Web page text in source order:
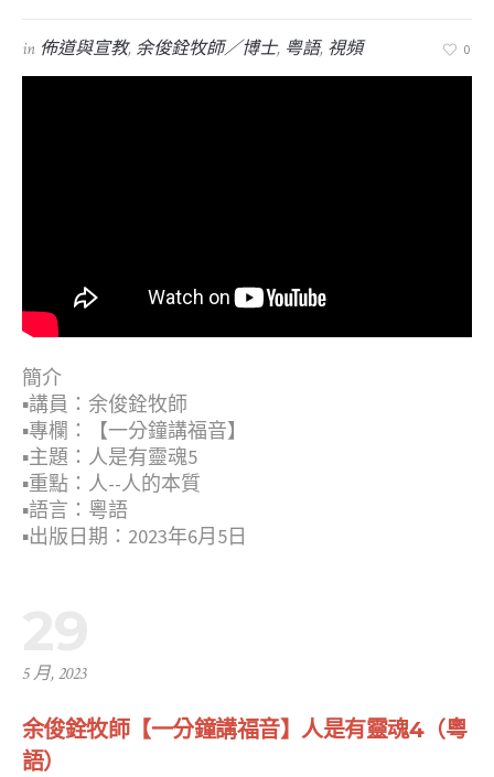
in 佈道與宣教, 余俊銓牧師／博士, 粤語, 視頻 0
簡介
▪︎講員：余俊銓牧師
▪︎專欄：【一分鐘講福音】
▪︎主題：人是有靈魂5
▪︎重點：人--人的本質
▪︎語言：粵語
▪︎出版日期：2023年6月5日
5 月, 2023
余俊銓牧師【一分鐘講福音】人是有靈魂4（粵
語）